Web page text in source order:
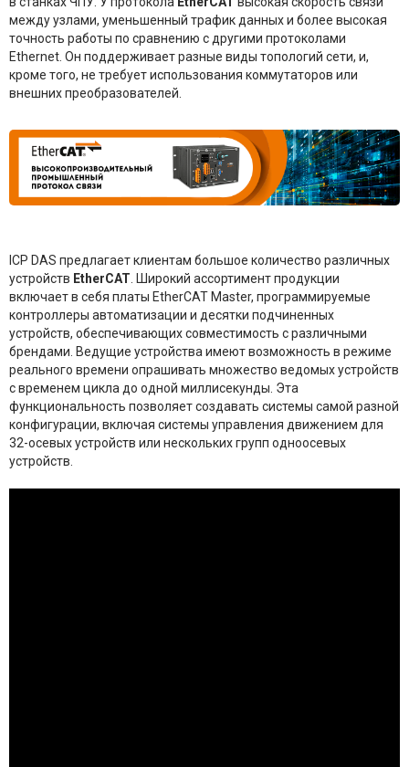
между узлами, уменьшенный трафик данных и более высокая
точность работы по сравнению с другими протоколами
Ethernet. Он поддерживает разные виды топологий сети, и,
кроме того, не требует использования коммутаторов или
внешних преобразователей.
ICP DAS предлагает клиентам большое количество различных
устройств EtherСAT . Широкий ассортимент продукции
включает в себя платы EtherCAT Master, программируемые
контроллеры автоматизации и десятки подчиненных
устройств, обеспечивающих совместимость с различными
брендами. Ведущие устройства имеют возможность в режиме
реального времени опрашивать множество ведомых устройств
с временем цикла до одной миллисекунды. Эта
функциональность позволяет создавать системы самой разной
конфигурации, включая системы управления движением для
32-осевых устройств или нескольких групп одноосевых
устройств.